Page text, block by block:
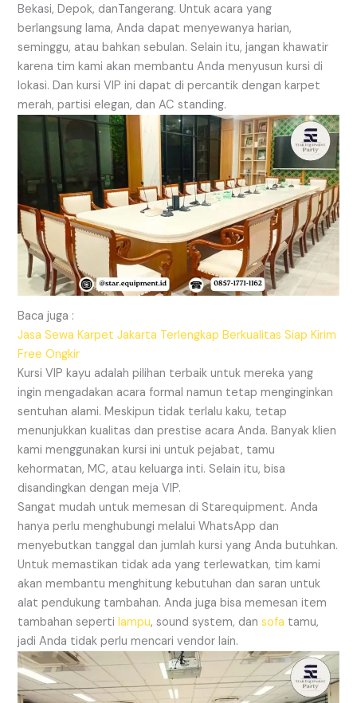
Bekasi, Depok, danTangerang. Untuk acara yang
berlangsung lama, Anda dapat menyewanya harian,
seminggu, atau bahkan sebulan. Selain itu, jangan khawatir
karena tim kami akan membantu Anda menyusun kursi di
lokasi. Dan kursi VIP ini dapat di percantik dengan karpet
merah, partisi elegan, dan AC standing.
Baca juga :
Jasa Sewa Karpet Jakarta Terlengkap Berkualitas Siap Kirim
Free Ongkir
Kursi VIP kayu adalah pilihan terbaik untuk mereka yang
ingin mengadakan acara formal namun tetap menginginkan
sentuhan alami. Meskipun tidak terlalu kaku, tetap
menunjukkan kualitas dan prestise acara Anda. Banyak klien
kami menggunakan kursi ini untuk pejabat, tamu
kehormatan, MC, atau keluarga inti. Selain itu, bisa
disandingkan dengan meja VIP.
Sangat mudah untuk memesan di Starequipment. Anda
hanya perlu menghubungi melalui WhatsApp dan
menyebutkan tanggal dan jumlah kursi yang Anda butuhkan.
Untuk memastikan tidak ada yang terlewatkan, tim kami
akan membantu menghitung kebutuhan dan saran untuk
alat pendukung tambahan. Anda juga bisa memesan item
tambahan sepertilampu, sound system, dansofa tamu,
jadi Anda tidak perlu mencari vendor lain.